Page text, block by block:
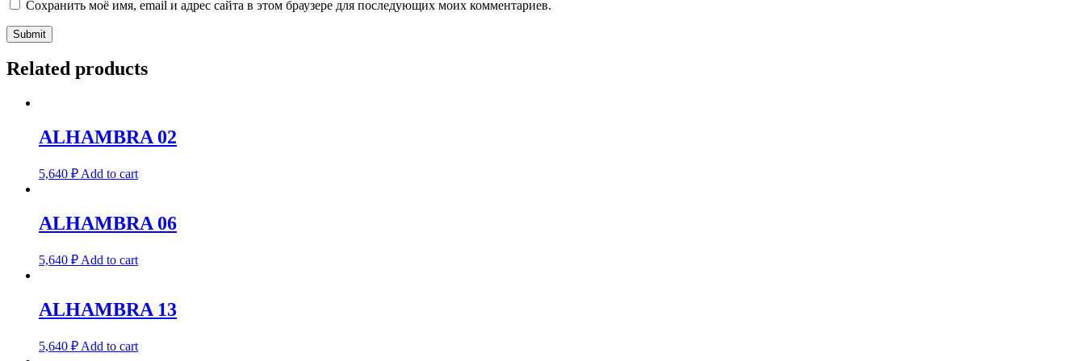
Сохранить моё имя, email и адрес сайта в этом браузере для последующих моих комментариев.
Related products
ALHAMBRA 02
5,640 ₽ Add to cart
ALHAMBRA 06
5,640 ₽ Add to cart
ALHAMBRA 13
5,640 ₽ Add to cart